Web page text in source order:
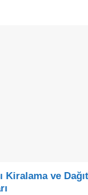
Kiralama ve